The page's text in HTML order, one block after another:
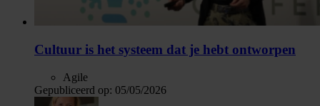
Cultuur is het systeem dat je hebt ontworpen
Agile
Gepubliceerd op: 05/05/2026